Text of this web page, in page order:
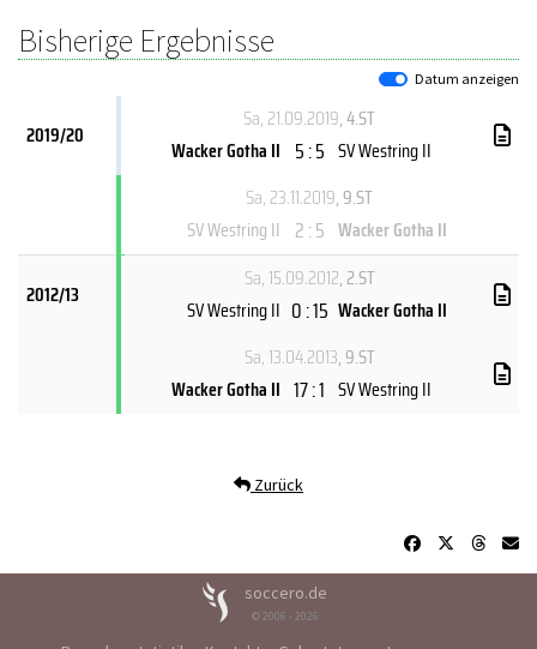
Bisherige Ergebnisse
Datum anzeigen
2019/20
Sa, 21.09.2019, 4.ST
Wacker Gotha II 5 : 5 SV Westring II
Sa, 23.11.2019, 9.ST
SV Westring II 2 : 5 Wacker Gotha II
2012/13
Sa, 15.09.2012, 2.ST
SV Westring II 0 : 15 Wacker Gotha II
Sa, 13.04.2013, 9.ST
Wacker Gotha II 17 : 1 SV Westring II
Zurück
soccero.de
© 2006 - 2026